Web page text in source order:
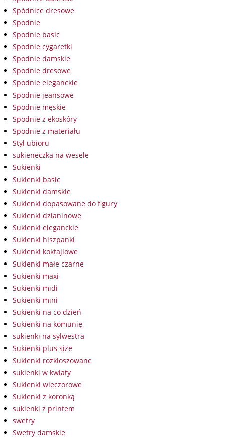
Spódnice dresowe
Spodnie
Spodnie basic
Spodnie cygaretki
Spodnie damskie
Spodnie dresowe
Spodnie eleganckie
Spodnie jeansowe
Spodnie męskie
Spodnie z ekoskóry
Spodnie z materiału
Styl ubioru
sukieneczka na wesele
Sukienki
Sukienki basic
Sukienki damskie
Sukienki dopasowane do figury
Sukienki dzianinowe
Sukienki eleganckie
Sukienki hiszpanki
Sukienki koktajlowe
Sukienki małe czarne
Sukienki maxi
Sukienki midi
Sukienki mini
Sukienki na co dzień
Sukienki na komunię
sukienki na sylwestra
Sukienki plus size
Sukienki rozkloszowane
sukienki w kwiaty
Sukienki wieczorowe
Sukienki z koronką
sukienki z printem
swetry
Swetry damskie